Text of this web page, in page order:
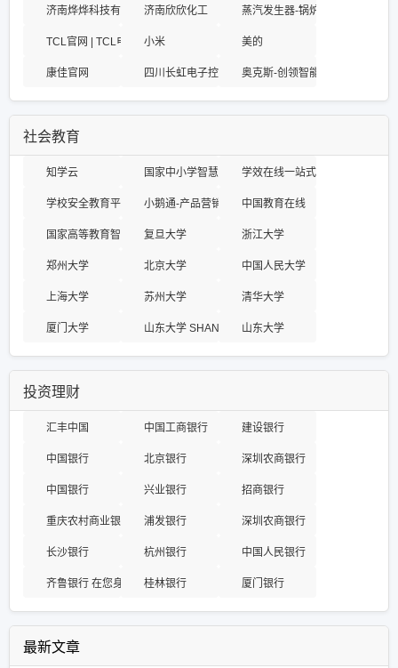
济南烨烨科技有限公司济南欣欣化工 蒸汽发生器-锅炉-工业锅炉_郑
TCL官网 | TCL电视-家用电器-智能家居-商用产品-光伏产业
小米 美的
康佳官网 四川长虹电子控股集团有限公司奥克斯-创领智能生活，培养优秀
社会教育
知学云 国家中小学智慧教育平台学效在线一站式服务平台，让学
学校安全教育平台 小鹅通-产品营销与用户服务的私域运营工具
中国教育在线
国家高等教育智慧教育平台
复旦大学 浙江大学
郑州大学 北京大学 中国人民大学
上海大学 苏州大学 清华大学
厦门大学 山东大学 SHANDONG UNIVERSITY
山东大学
投资理财
汇丰中国 中国工商银行 建设银行
中国银行 北京银行 深圳农商银行
中国银行 兴业银行 招商银行
重庆农村商业银行 浦发银行 深圳农商银行
长沙银行 杭州银行 中国人民银行
齐鲁银行 在您身旁 桂林银行 厦门银行
最新文章